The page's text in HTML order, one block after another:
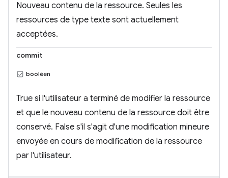
Nouveau contenu de la ressource. Seules les
ressources de type texte sont actuellement
acceptées.
commit
booléen
True si l'utilisateur a terminé de modifier la ressource
et que le nouveau contenu de la ressource doit être
conservé. False s'il s'agit d'une modification mineure
envoyée en cours de modification de la ressource
par l'utilisateur.